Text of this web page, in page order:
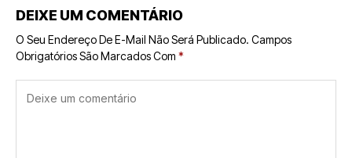
DEIXE UM COMENTÁRIO
O Seu Endereço De E-Mail Não Será Publicado. Campos
Obrigatórios São Marcados Com *